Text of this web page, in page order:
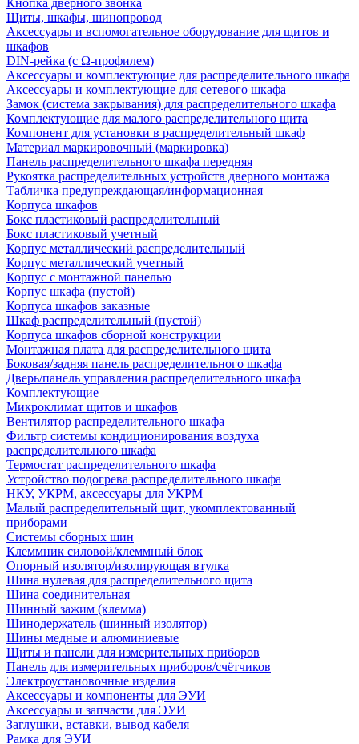
Кнопка дверного звонка
Щиты, шкафы, шинопровод
Аксессуары и вспомогательное оборудование для щитов и
шкафов
DIN-рейка (с Ω-профилем)
Аксессуары и комплектующие для распределительного шкафа
Аксессуары и комплектующие для сетевого шкафа
Замок (система закрывания) для распределительного шкафа
Комплектующие для малого распределительного щита
Компонент для установки в распределительный шкаф
Материал маркировочный (маркировка)
Панель распределительного шкафа передняя
Рукоятка распределительных устройств дверного монтажа
Табличка предупреждающая/информационная
Корпуса шкафов
Бокс пластиковый распределительный
Бокс пластиковый учетный
Корпус металлический распределительный
Корпус металлический учетный
Корпус с монтажной панелью
Корпус шкафа (пустой)
Корпуса шкафов заказные
Шкаф распределительный (пустой)
Корпуса шкафов сборной конструкции
Монтажная плата для распределительного щита
Боковая/задняя панель распределительного шкафа
Дверь/панель управления распределительного шкафа
Комплектующие
Микроклимат щитов и шкафов
Вентилятор распределительного шкафа
Фильтр системы кондиционирования воздуха
распределительного шкафа
Термостат распределительного шкафа
Устройство подогрева распределительного шкафа
НКУ, УКРМ, аксессуары для УКРМ
Малый распределительный щит, укомплектованный
приборами
Системы сборных шин
Клеммник силовой/клеммный блок
Опорный изолятор/изолирующая втулка
Шина нулевая для распределительного щита
Шина соединительная
Шинный зажим (клемма)
Шинодержатель (шинный изолятор)
Шины медные и алюминиевые
Щиты и панели для измерительных приборов
Панель для измерительных приборов/счётчиков
Электроустановочные изделия
Аксессуары и компоненты для ЭУИ
Аксессуары и запчасти для ЭУИ
Заглушки, вставки, вывод кабеля
Рамка для ЭУИ